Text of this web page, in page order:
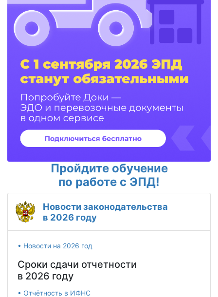
Пройдите обучение
по работе с ЭПД!
Новости законодательства
в 2026 году
• Новости на 2026 год
Сроки сдачи отчетности
в 2026 году
• Отчётность в ИФНС